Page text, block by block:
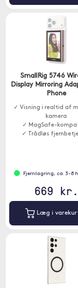
SmallRig 5746
Display Mirroring
Phone
✓ Visning i realtid af
kamera
✓ MagSafe-
✓ Trådløs
Fjernlagring, ca. 3-8
669 kr.
Læg i